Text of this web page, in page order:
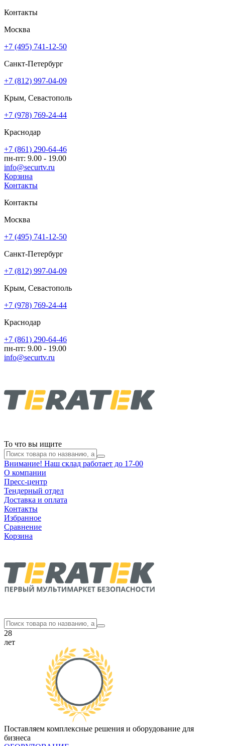
Контакты
Москва
+7 (495) 741-12-50
Санкт-Петербург
+7 (812) 997-04-09
Крым, Севастополь
+7 (978) 769-24-44
Краснодар
+7 (861) 290-64-46
пн-пт: 9.00 - 19.00
info@securtv.ru
Корзина
Контакты
Контакты
Москва
+7 (495) 741-12-50
Санкт-Петербург
+7 (812) 997-04-09
Крым, Севастополь
+7 (978) 769-24-44
Краснодар
+7 (861) 290-64-46
пн-пт: 9.00 - 19.00
info@securtv.ru
То что вы ищите
Внимание! Наш склад работает до 17-00
О компании
Пресс-центр
Тендерный отдел
Доставка и оплата
Контакты
Избранное
Сравнение
Корзина
28
лет
Поставляем комплексные решения и оборудование для
бизнеса